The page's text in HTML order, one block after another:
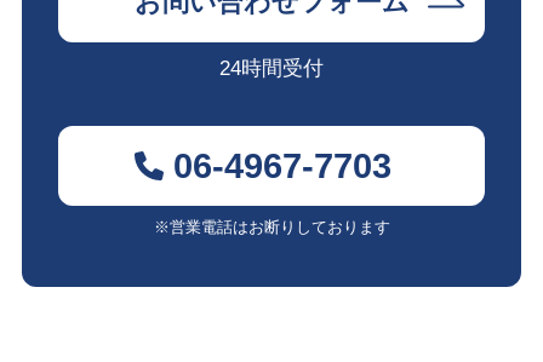
24時間受付
06-4967-7703
※営業電話はお断りしております